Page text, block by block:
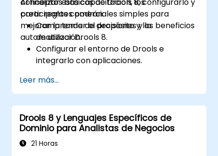
crear reglas comerciales simples para
mejorar la toma de decisiones y la
automatización.
participantes podrán:
Comprender el propósito y los beneficios
de utilizar Drools 8.
Configurar el entorno de Drools e
integrarlo con aplicaciones.
comerciales simples.
Utilizar Drools Workbench para la gestión
de reglas y tablas de decisión.
Implementar Drools en escenarios del
mundo real para automatizar decisiones.
Leer más...
Drools 8 y Lenguajes Específicos de
Dominio para Analistas de Negocios
21 Horas